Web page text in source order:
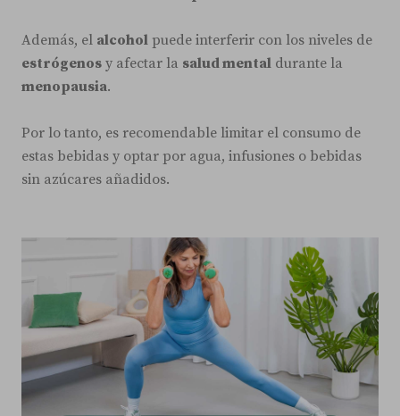
Además, el alcohol puede interferir con los niveles de
estrógenos y afectar la salud mental durante la
menopausia.
Por lo tanto, es recomendable limitar el consumo de
estas bebidas y optar por agua, infusiones o bebidas
sin azúcares añadidos.